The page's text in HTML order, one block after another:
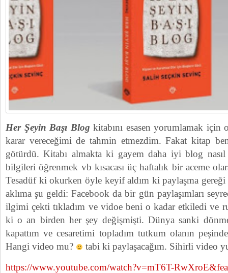
Her Şeyin Başı Blog kitabını esasen yorumlamak için
karar vereceğimi de tahmin etmezdim. Fakat kitap
götürdü. Kitabı almakta ki gayem daha iyi blog
bilgileri öğrenmek vb kısacası üç haftalık bir aceme
Tesadüf ki okurken öyle keyif aldım ki paylaşma
aklıma şu geldi: Facebook da bir gün paylaşımları
ilgimi çekti tıkladım ve vidoe beni o kadar etkiledi ve
ki o an birden her şey değişmişti. Dünya sanki
kapattım ve cesaretimi topladım tutkum olanın
Hangi video mu?
tabi ki paylaşacağım. Sihirli video
https://www.youtube.com/watch?v=mT6T-